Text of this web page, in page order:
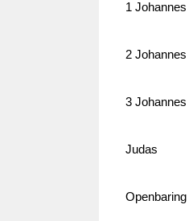
1 Johannes
2 Johannes
3 Johannes
Judas
Openbaring